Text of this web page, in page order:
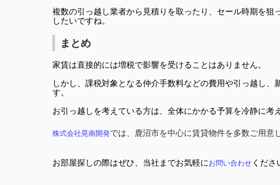
複数の引っ越し業者から見積りを取ったり、セール時期を
したいですね。
まとめ
家賃は直接的には増税で影響を受けることはありません。
しかし、課税対象となる仲介手数料などの費用や引っ越し、
す。
お引っ越しを考えている方は、全体にかかる予算を冷静に考
株式会社晃南開発では、鹿沼市を中心に賃貸物件を多数ご用意
お部屋探しの際はぜひ、当社までお気軽にお問い合わせ くださ